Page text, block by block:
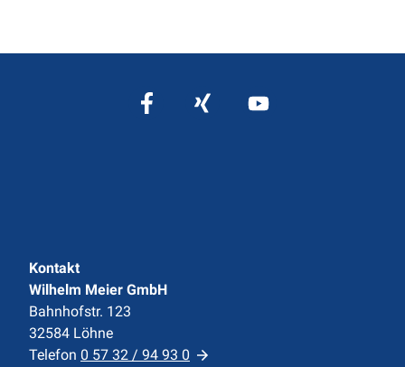
Kontakt
Wilhelm Meier GmbH
Bahnhofstr. 123
32584 Löhne
Telefon 0 57 32 / 94 93 0